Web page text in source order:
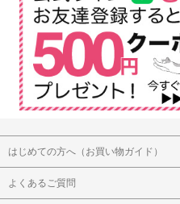
はじめての方へ（お買い物ガイド）
よくあるご質問